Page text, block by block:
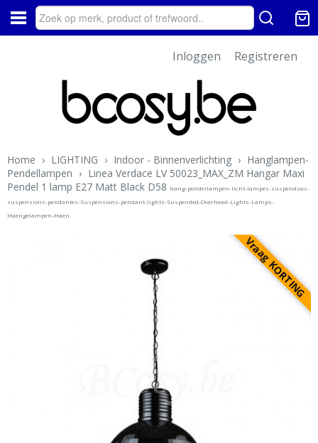
Inloggen Registreren
Home › LIGHTING › Indoor - Binnenverlichting › Hanglampen-
Pendellampen › Linea Verdace LV 50023_MAX_ZM Hangar Maxi
Pendel 1 lamp E27 Matt Black D58 hang-pendellampen-licht-lampes-suspendues-
suspensions-pendantes-Suspensions-pendant-lights-Suspended-Overhead-Lights-Lamps-
Haengelampen-Haen
Vraag KORTING